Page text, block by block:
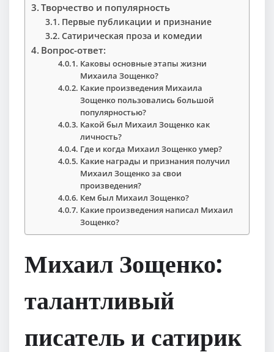
Творчество и популярность
Первые публикации и признание
Сатирическая проза и комедии
Вопрос-ответ:
Каковы основные этапы жизни
Михаила Зощенко?
Какие произведения Михаила
Зощенко пользовались большой
популярностью?
Какой был Михаил Зощенко как
личность?
Где и когда Михаил Зощенко умер?
Какие награды и признания получил
Михаил Зощенко за свои
произведения?
Кем был Михаил Зощенко?
Какие произведения написал Михаил
Зощенко?
Михаил Зощенко:
талантливый
писатель и сатирик